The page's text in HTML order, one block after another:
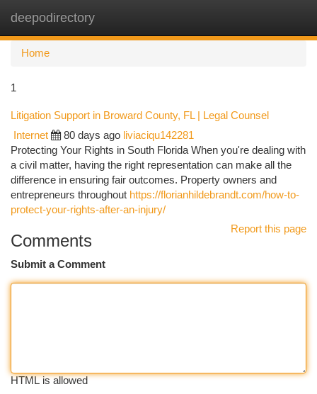
deepodirectory
Home
1
Litigation Support in Broward County, FL | Legal Counsel
Internet 80 days ago liviaciqu142281
Protecting Your Rights in South Florida When you're dealing with
a civil matter, having the right representation can make all the
difference in ensuring fair outcomes. Property owners and
entrepreneurs throughout https://florianhildebrandt.com/how-to-
protect-your-rights-after-an-injury/
Report this page
Comments
Submit a Comment
HTML is allowed